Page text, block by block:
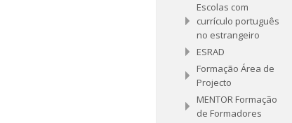
Escolas com
currículo português
no estrangeiro
ESRAD
Formação Área de
Projecto
MENTOR Formação
de Formadores